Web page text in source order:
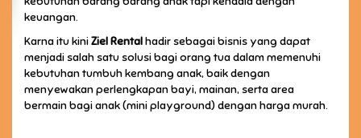
keuangan.
Karna itu kiniZiel Rentalhadir sebagai bisnis yang dapat
menjadi salah satu solusi bagi orang tua dalam memenuhi
kebutuhan tumbuh kembang anak, baik dengan
menyewakan perlengkapan bayi, mainan, serta area
bermain bagi anak (mini playground) dengan harga murah.